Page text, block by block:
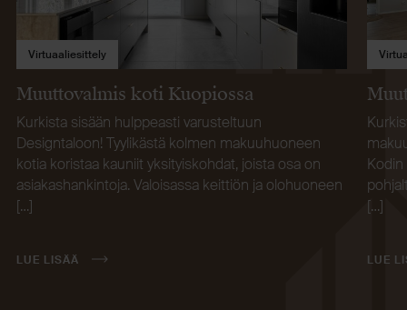
Virtuaaliesittely
Muuttovalmis koti Kuopiossa
Kurkista sisään hulppeasti varusteltuun
Designtaloon! Tyylikästä kolmen makuuhuoneen
kotia koristaa kauniit yksityiskohdat, joista osa on
asiakashankintoja. Valoisassa keittiön ja olohuoneen
[…]
LUE LISÄÄ
[…]
LUE